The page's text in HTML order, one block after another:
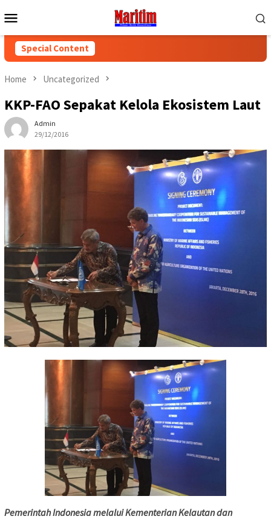
to
Menu
Special Content
Home Uncategorized
KKP-FAO Sepakat Kelola Ekosistem Laut
Admin
29/12/2016
Pemerintah Indonesia melalui Kementerian Kelautan dan